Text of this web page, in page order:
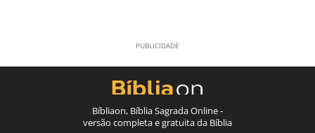
Bíbliaon, Bíblia Sagrada Online -
versão completa e gratuita da Bíblia